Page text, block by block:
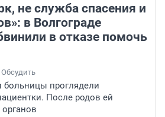
не служба спасения и
в Волгограде
в отказе помочь
Обсудить
больницы проглядели
После родов ей